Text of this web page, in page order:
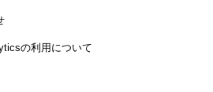
の利用について